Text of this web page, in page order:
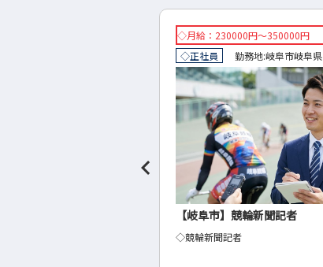
◇月給：230000円～350000円
◇正社員
勤務地:岐阜市岐阜県
【岐阜市】競輪新聞記者
◇競輪新聞記者